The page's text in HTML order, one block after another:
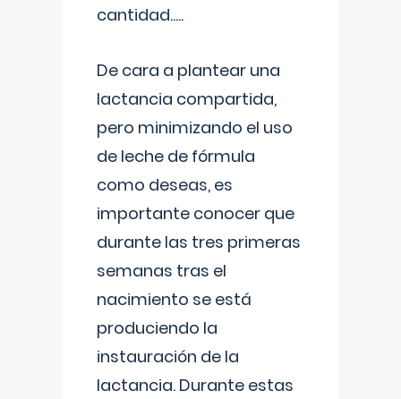
cantidad.....
De cara a plantear una
lactancia compartida,
pero minimizando el uso
de leche de fórmula
como deseas, es
importante conocer que
durante las tres primeras
semanas tras el
nacimiento se está
produciendo la
instauración de la
lactancia. Durante estas